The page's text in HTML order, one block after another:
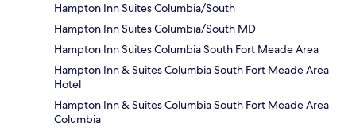
Hampton Inn Suites Columbia/South
Hampton Inn Suites Columbia/South MD
Hampton Inn Suites Columbia South Fort Meade Area
Hampton Inn & Suites Columbia South Fort Meade Area
Hotel
Hampton Inn & Suites Columbia South Fort Meade Area
Columbia